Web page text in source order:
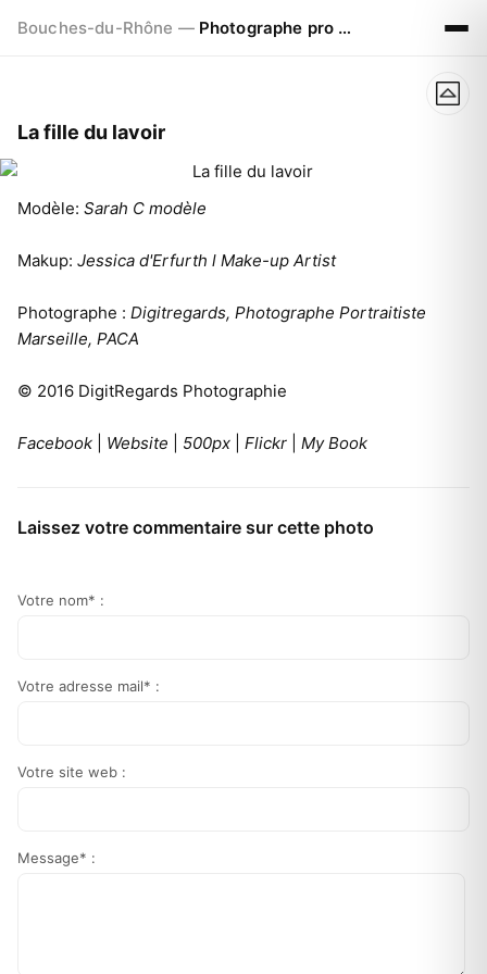
Bouches-du-Rhône — Photographe pro à Marseille - Aix - Avignon
La fille du lavoir
Modèle: Sarah C modèle
Makup: Jessica d'Erfurth l Make-up Artist
Photographe : Digitregards, Photographe Portraitiste
Marseille, PACA
© 2016 DigitRegards Photographie
Facebook Website 500px Flickr My Book
Laissez votre commentaire sur cette photo
Votre nom* :
Votre adresse mail* :
Votre site web :
Message* :